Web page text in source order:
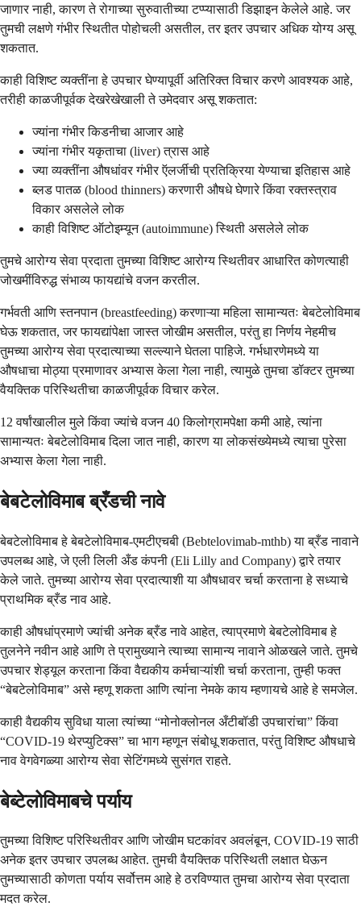
जाणार नाही, कारण ते रोगाच्या सुरुवातीच्या टप्प्यासाठी डिझाइन केलेले आहे. जर
तुमची लक्षणे गंभीर स्थितीत पोहोचली असतील, तर इतर उपचार अधिक योग्य असू
शकतात.
काही विशिष्ट व्यक्तींना हे उपचार घेण्यापूर्वी अतिरिक्त विचार करणे आवश्यक आहे,
तरीही काळजीपूर्वक देखरेखेखाली ते उमेदवार असू शकतात:
ज्यांना गंभीर किडनीचा आजार आहे
ज्यांना गंभीर यकृताचा (liver) त्रास आहे
ज्या व्यक्तींना औषधांवर गंभीर ऍलर्जीची प्रतिक्रिया येण्याचा इतिहास आहे
ब्लड पातळ (blood thinners) करणारी औषधे घेणारे किंवा रक्तस्त्राव
विकार असलेले लोक
काही विशिष्ट ऑटोइम्यून (autoimmune) स्थिती असलेले लोक
तुमचे आरोग्य सेवा प्रदाता तुमच्या विशिष्ट आरोग्य स्थितीवर आधारित कोणत्याही
जोखमींविरुद्ध संभाव्य फायद्यांचे वजन करतील.
गर्भवती आणि स्तनपान (breastfeeding) करणाऱ्या महिला सामान्यतः बेबटेलोविमाब
घेऊ शकतात, जर फायद्यांपेक्षा जास्त जोखीम असतील, परंतु हा निर्णय नेहमीच
तुमच्या आरोग्य सेवा प्रदात्याच्या सल्ल्याने घेतला पाहिजे. गर्भधारणेमध्ये या
औषधाचा मोठ्या प्रमाणावर अभ्यास केला गेला नाही, त्यामुळे तुमचा डॉक्टर तुमच्या
वैयक्तिक परिस्थितीचा काळजीपूर्वक विचार करेल.
12 वर्षांखालील मुले किंवा ज्यांचे वजन 40 किलोग्रामपेक्षा कमी आहे, त्यांना
सामान्यतः बेबटेलोविमाब दिला जात नाही, कारण या लोकसंख्येमध्ये त्याचा पुरेसा
अभ्यास केला गेला नाही.
बेबटेलोविमाब ब्रँडची नावे
बेबटेलोविमाब हे बेबटेलोविमाब-एमटीएचबी (Bebtelovimab-mthb) या ब्रँड नावाने
उपलब्ध आहे, जे एली लिली अँड कंपनी (Eli Lilly and Company) द्वारे तयार
केले जाते. तुमच्या आरोग्य सेवा प्रदात्याशी या औषधावर चर्चा करताना हे सध्याचे
प्राथमिक ब्रँड नाव आहे.
काही औषधांप्रमाणे ज्यांची अनेक ब्रँड नावे आहेत, त्याप्रमाणे बेबटेलोविमाब हे
तुलनेने नवीन आहे आणि ते प्रामुख्याने त्याच्या सामान्य नावाने ओळखले जाते. तुमचे
उपचार शेड्यूल करताना किंवा वैद्यकीय कर्मचाऱ्यांशी चर्चा करताना, तुम्ही फक्त
“बेबटेलोविमाब” असे म्हणू शकता आणि त्यांना नेमके काय म्हणायचे आहे हे समजेल.
काही वैद्यकीय सुविधा याला त्यांच्या “मोनोक्लोनल अँटीबॉडी उपचारांचा” किंवा
“COVID-19 थेरप्युटिक्स” चा भाग म्हणून संबोधू शकतात, परंतु विशिष्ट औषधाचे
नाव वेगवेगळ्या आरोग्य सेवा सेटिंगमध्ये सुसंगत राहते.
बेब्टेलोविमाबचे पर्याय
तुमच्या विशिष्ट परिस्थितीवर आणि जोखीम घटकांवर अवलंबून, COVID-19 साठी
अनेक इतर उपचार उपलब्ध आहेत. तुमची वैयक्तिक परिस्थिती लक्षात घेऊन
तुमच्यासाठी कोणता पर्याय सर्वोत्तम आहे हे ठरविण्यात तुमचा आरोग्य सेवा प्रदाता
मदत करेल.